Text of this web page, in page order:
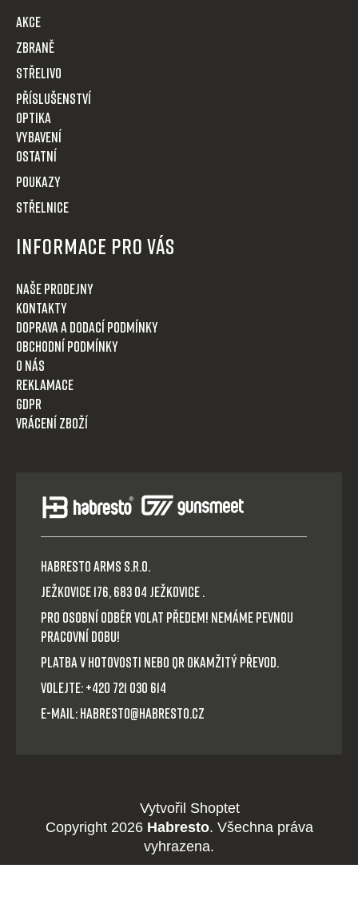
AKCE
Zbraně
Střelivo
Příslušenství
Optika
VYBAVENÍ
OSTATNÍ
POUKAZY
STŘELNICE
Informace pro Vás
Naše prodejny
Kontakty
Doprava a dodací podmínky
Obchodní podmínky
O nás
Reklamace
GDPR
Vrácení zboží
HABRESTO ARMS s.r.o.
Ježkovice 176, 683 04 Ježkovice .
Pro osobní odběr volat předem! Nemáme pevnou
pracovní dobu!
Platba v hotovosti nebo QR okamžitý převod.
Volejte: +420 721 030 614
E-mail: habresto@habresto.cz
Vytvořil Shoptet
Copyright 2026 Habresto. Všechna práva
vyhrazena.